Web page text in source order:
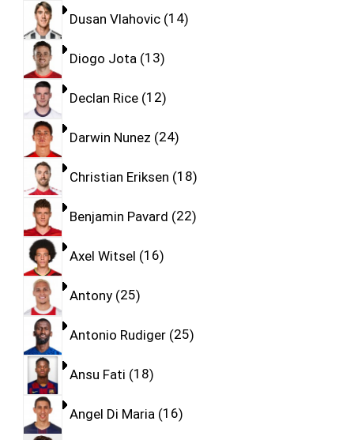
Dusan Vlahovic 14
Diogo Jota 13
Declan Rice 12
Darwin Nunez 24
Christian Eriksen 18
Benjamin Pavard 22
Axel Witsel 16
Antony 25
Antonio Rudiger 25
Ansu Fati 18
Angel Di Maria 16